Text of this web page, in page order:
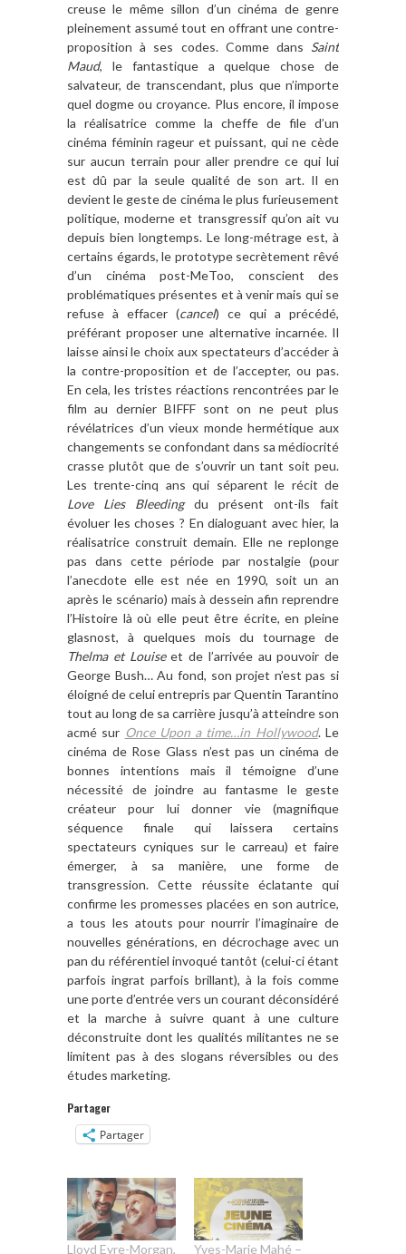
creuse le même sillon d’un cinéma de genre
pleinement assumé tout en offrant une contre-
proposition à ses codes. Comme dans Saint
Maud, le fantastique a quelque chose de
salvateur, de transcendant, plus que n’importe
quel dogme ou croyance. Plus encore, il impose
la réalisatrice comme la cheffe de file d’un
cinéma féminin rageur et puissant, qui ne cède
sur aucun terrain pour aller prendre ce qui lui
est dû par la seule qualité de son art. Il en
devient le geste de cinéma le plus furieusement
politique, moderne et transgressif qu’on ait vu
depuis bien longtemps. Le long-métrage est, à
certains égards, le prototype secrètement rêvé
d’un cinéma post-MeToo, conscient des
problématiques présentes et à venir mais qui se
refuse à effacer (cancel) ce qui a précédé,
préférant proposer une alternative incarnée. Il
laisse ainsi le choix aux spectateurs d’accéder à
la contre-proposition et de l’accepter, ou pas.
En cela, les tristes réactions rencontrées par le
film au dernier BIFFF sont on ne peut plus
révélatrices d’un vieux monde hermétique aux
changements se confondant dans sa médiocrité
crasse plutôt que de s’ouvrir un tant soit peu.
Les trente-cinq ans qui séparent le récit de
Love Lies Bleedingdu présent ont-ils fait
évoluer les choses ? En dialoguant avec hier, la
réalisatrice construit demain. Elle ne replonge
pas dans cette période par nostalgie (pour
l’anecdote elle est née en 1990, soit un an
après le scénario) mais à dessein afin reprendre
l’Histoire là où elle peut être écrite, en pleine
glasnost, à quelques mois du tournage de
Thelma et Louiseet de l’arrivée au pouvoir de
George Bush… Au fond, son projet n’est pas si
éloigné de celui entrepris par Quentin Tarantino
tout au long de sa carrière jusqu’à atteindre son
acmé sur Once Upon a time…in Hollywood. Le
cinéma de Rose Glass n’est pas un cinéma de
bonnes intentions mais il témoigne d’une
nécessité de joindre au fantasme le geste
créateur pour lui donner vie (magnifique
séquence finale qui laissera certains
spectateurs cyniques sur le carreau) et faire
émerger, à sa manière, une forme de
transgression. Cette réussite éclatante qui
confirme les promesses placées en son autrice,
a tous les atouts pour nourrir l’imaginaire de
nouvelles générations, en décrochage avec un
pan du référentiel invoqué tantôt (celui-ci étant
parfois ingrat parfois brillant), à la fois comme
une porte d’entrée vers un courant déconsidéré
et la marche à suivre quant à une culture
déconstruite dont les qualités militantes ne se
limitent pas à des slogans réversibles ou des
études marketing.
Partager
Partager
Lloyd Eyre-Morgan, Yves-Marie Mahé –